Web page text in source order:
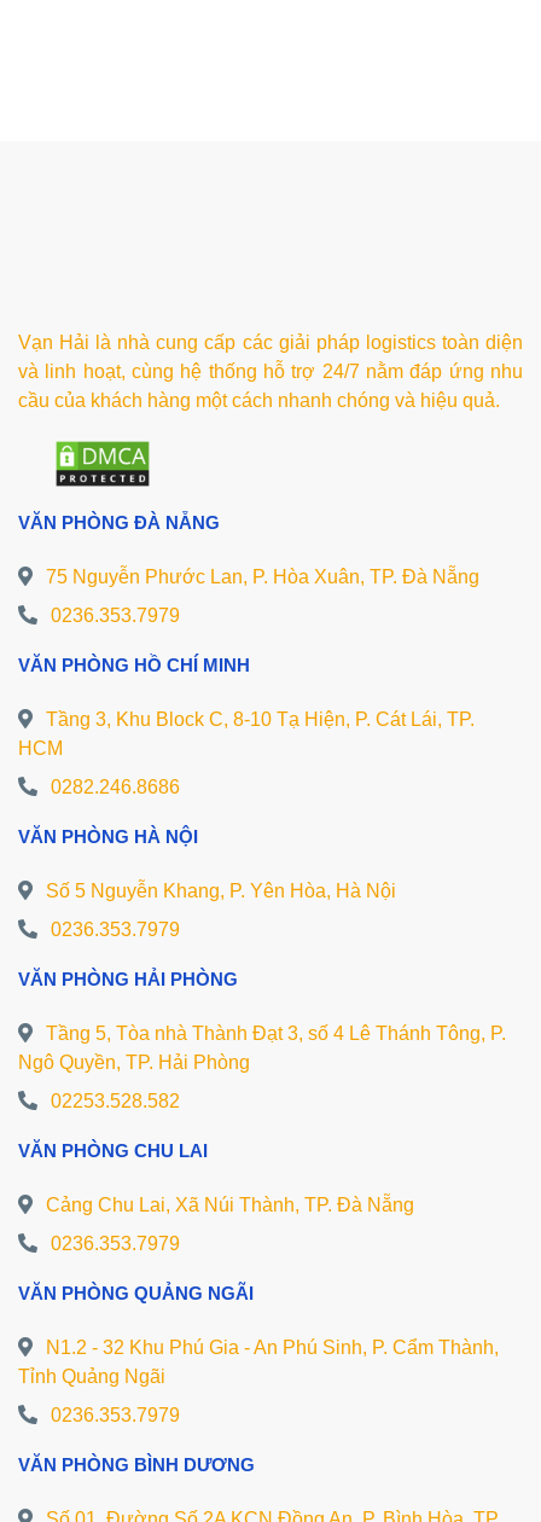
Vạn Hải là nhà cung cấp các giải pháp logistics toàn diện
và linh hoạt, cùng hệ thống hỗ trợ 24/7 nằm đáp ứng nhu
cầu của khách hàng một cách nhanh chóng và hiệu quả.
VĂN PHÒNG ĐÀ NẴNG
75 Nguyễn Phước Lan, P. Hòa Xuân, TP. Đà Nẵng
0236.353.7979
VĂN PHÒNG HỒ CHÍ MINH
Tầng 3, Khu Block C, 8-10 Tạ Hiện, P. Cát Lái, TP.
HCM
0282.246.8686
VĂN PHÒNG HÀ NỘI
Số 5 Nguyễn Khang, P. Yên Hòa, Hà Nội
0236.353.7979
VĂN PHÒNG HẢI PHÒNG
Tầng 5, Tòa nhà Thành Đạt 3, số 4 Lê Thánh Tông, P.
Ngô Quyền, TP. Hải Phòng
02253.528.582
VĂN PHÒNG CHU LAI
Cảng Chu Lai, Xã Núi Thành, TP. Đà Nẵng
0236.353.7979
VĂN PHÒNG QUẢNG NGÃI
N1.2 - 32 Khu Phú Gia - An Phú Sinh, P. Cẩm Thành,
Tỉnh Quảng Ngãi
0236.353.7979
VĂN PHÒNG BÌNH DƯƠNG